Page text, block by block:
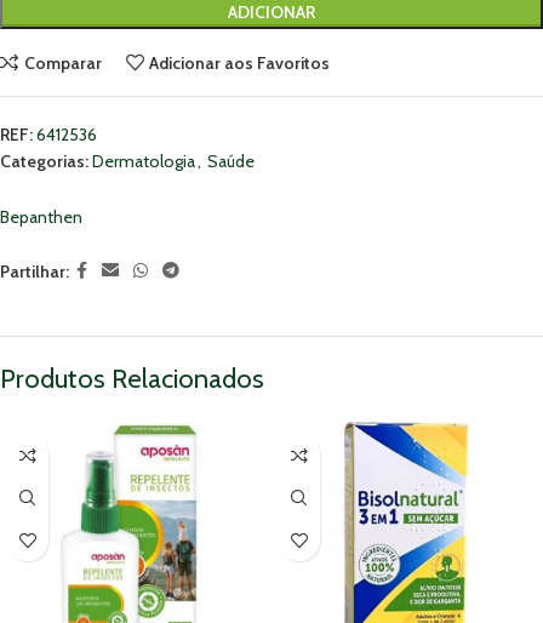
ADICIONAR
Comparar Adicionar aos Favoritos
REF:6412536
Categorias:Dermatologia, Saúde
Bepanthen
Partilhar:
Produtos Relacionados